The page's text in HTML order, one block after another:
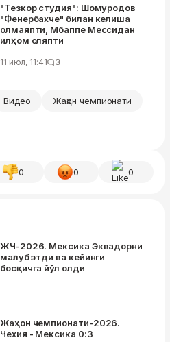
"Тезкор студия": Шомуродов
"Фенербахче" билан келиша
олмаяпти, Мбаппе Мессидан
илҳом оляпти
11 июл, 11:41 3
Видео Жаҳон чемпионати
0 0 0
ЖЧ-2026. Мексика Эквадорни
мағлуб этди ва кейинги
босқичга йўл олди
Жаҳон чемпионати-2026.
Чехия - Мексика 0:3